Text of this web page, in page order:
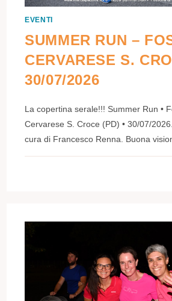
EVENTI
SUMMER RUN –
CERVARESE S.
30/07/2026
La copertina serale!!! Summer Run •
Cervarese S. Croce (PD) • 30/07/
cura di Francesco Renna. Buona